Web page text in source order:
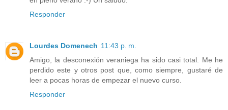
Responder
Lourdes Domenech 11:43 p. m.
Amigo, la desconexión veraniega ha sido casi total. Me he
perdido este y otros post que, como siempre, gustaré de
leer a pocas horas de empezar el nuevo curso.
Responder